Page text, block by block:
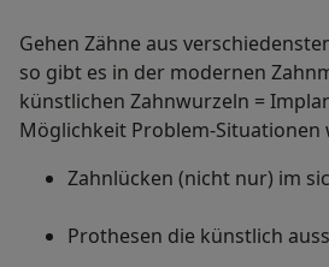
Gehen Zähne aus
so gibt es in der modernen
künstlichen Zahnwurzeln =
Möglichkeit Problem-Situationen
Zahnlücken (nicht nur) im
Prothesen die künstlich